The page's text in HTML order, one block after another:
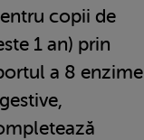
copii de
1 an) prin
a 8 enzime